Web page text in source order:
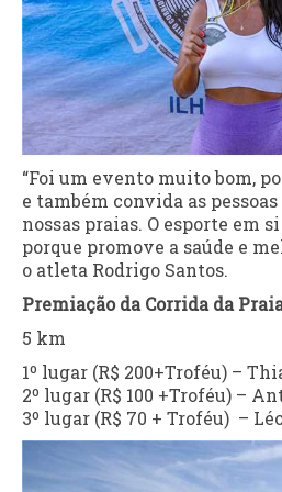
“Foi um evento muito bom,
e também convida as
nossas praias. O esporte em
porque promove a saúde e
o atleta Rodrigo Santos.
Premiação da Corrida da
5 km
1º lugar (R$ 200+Troféu) –
2º lugar (R$ 100 +Troféu) –
3º lugar (R$ 70 + Troféu) –